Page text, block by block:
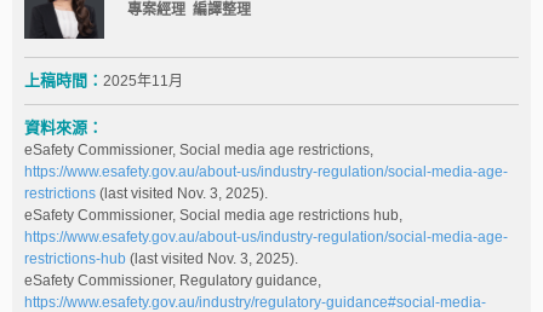
專案經理 編譯整理
上稿時間： 2025年11月
資料來源：
eSafety Commissioner, Social media age restrictions,
https://www.esafety.gov.au/about-us/industry-regulation/social-media-age-
restrictions (last visited Nov. 3, 2025).
eSafety Commissioner, Social media age restrictions hub,
https://www.esafety.gov.au/about-us/industry-regulation/social-media-age-
restrictions-hub (last visited Nov. 3, 2025).
eSafety Commissioner, Regulatory guidance,
https://www.esafety.gov.au/industry/regulatory-guidance#social-media-